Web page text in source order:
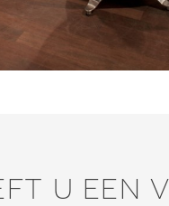
U EEN